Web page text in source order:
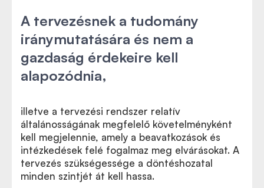
A tervezésnek a tudomány
iránymutatására és nem a
gazdaság érdekeire kell
alapozódnia,
illetve a tervezési rendszer relatív
általánosságának megfelelő követelményként
kell megjelennie, amely a beavatkozások és
intézkedések felé fogalmaz meg elvárásokat. A
tervezés szükségessége a döntéshozatal
minden szintjét át kell hassa.